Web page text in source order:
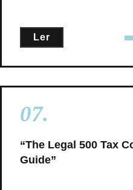
Ler
07.
“The Legal 500 Tax
Guide”